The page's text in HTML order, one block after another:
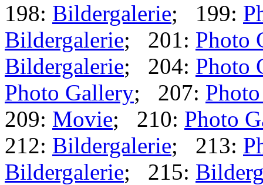
198: Bildergalerie; 199:
Bildergalerie; 201: Photo
Bildergalerie; 204: Photo
Photo Gallery; 207:
209: Movie; 210: Photo
212: Bildergalerie; 213:
Bildergalerie; 215: